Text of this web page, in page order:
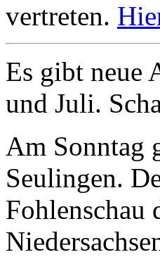
vertreten.
Es gibt neue
und Juli.
Am Sonntag
Seulingen.
Fohlenschau